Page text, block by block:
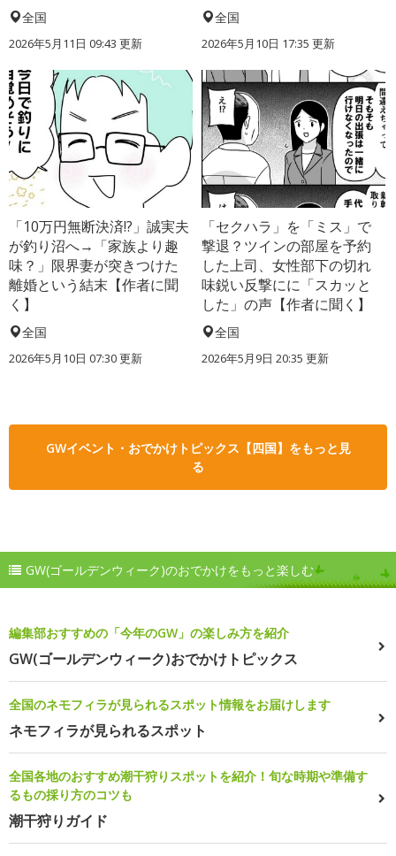
全国
2026年5月11日 09:43 更新
全国
2026年5月10日 17:35 更新
「10万円無断決済!?」誠実夫
が釣り沼へ→「家族より趣
味？」限界妻が突きつけた
離婚という結末【作者に聞
く】
全国
2026年5月10日 07:30 更新
「セクハラ」を「ミス」で
撃退？ツインの部屋を予約
した上司、女性部下の切れ
味鋭い反撃にに「スカッと
した」の声【作者に聞く】
全国
2026年5月9日 20:35 更新
GWイベント・おでかけトピックス【四国】をもっと見
る
GW(ゴールデンウィーク)のおでかけをもっと楽しむ
編集部おすすめの「今年のGW」の楽しみ方を紹介
GW(ゴールデンウィーク)おでかけトピックス
全国のネモフィラが見られるスポット情報をお届けします
ネモフィラが見られるスポット
全国各地のおすすめ潮干狩りスポットを紹介！旬な時期や準備す
るもの採り方のコツも
潮干狩りガイド